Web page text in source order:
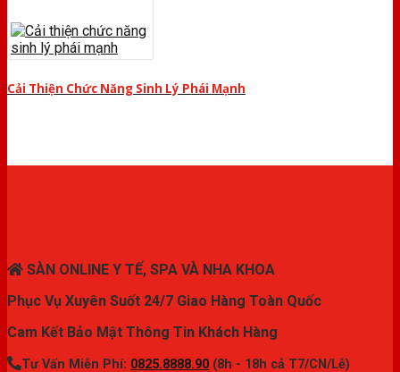
Cải Thiện Chức Năng Sinh Lý Phái Mạnh
SÀN ONLINE Y TẾ, SPA VÀ NHA KHOA
Phục Vụ Xuyên Suốt 24/7 Giao Hàng Toàn Quốc
Cam Kết Bảo Mật Thông Tin Khách Hàng
Tư Vấn Miễn Phí: 0825.8888.90 (8h - 18h cả T7/CN/Lễ)